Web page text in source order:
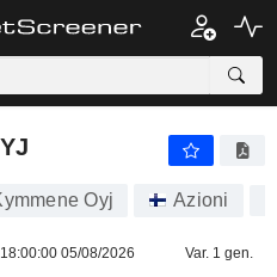
Oyj Azioni
18:00:00 05/08/2026 Var. 1 gen.